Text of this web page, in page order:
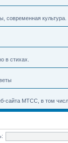
современная культура.
в стихах.
сайта МТСС, в том